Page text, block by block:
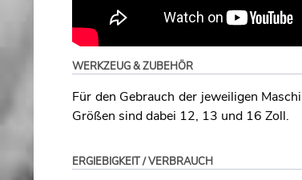
WERKZEUG & ZUBEHÖR
Für den Gebrauch der jeweiligen
Größen sind dabei 12, 13 und 16 Zoll.
ERGIEBIGKEIT / VERBRAUCH